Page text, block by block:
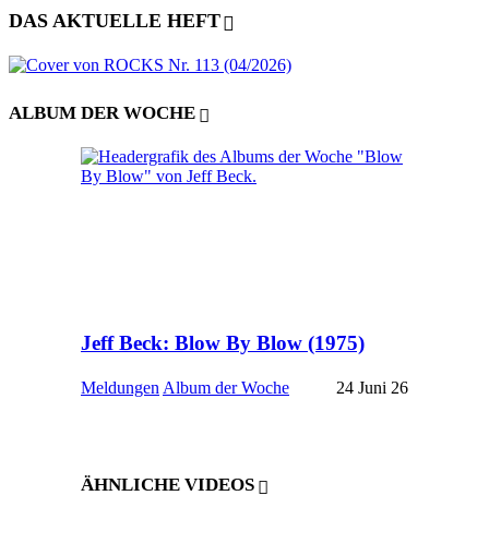
DAS AKTUELLE HEFT
ALBUM DER WOCHE
Jeff Beck: Blow By Blow (1975)
Meldungen Album der Woche 24 Juni 26
ÄHNLICHE VIDEOS